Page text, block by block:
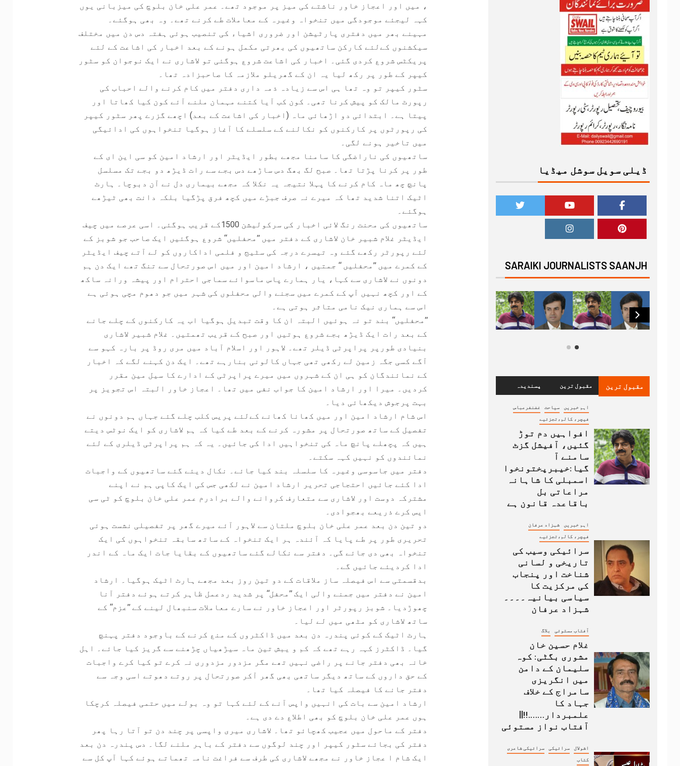
، میں اور اعجاز خاور ناشتے کی میز پر موجود تھے۔ عمر علی خان بلوچ کی میزبانی یوں
کہہ لیجئے موجودگی میں تنخواہ وغیرہ کے معاملات طے کرنے تھے۔ وہ بھی ہوگئے۔
مہینے بھر میں دفتری پارٹیشن اور ضروری اشیاء کی تنصیب ہوئی ہفتہ دس دن میں مختلف
سیکشنوں کےلئے کارکن ساتھیوں کی بھرتی مکمل ہونے کے بعد اخبار کی اشاعت کے لئے
پریکٹس شروع کردی گئی۔ اخبار کی اشاعت شروع ہوگئی تو لاشاری نے ایک نوجوان کو سٹور
کیپر کے طور پر رکھ لیا یہ ان کے گھریلو ملازمہ کا صاحبزادہ تھا۔
سٹور کیپر تو وہ تھا ہی اس سے زیادہ ذمہ داری دفتر میں کام کرنے والے احباب کی
رپورٹ مالک کو پیش کرنا تھی۔ کون کب آیا کتنے مہمان ملنے آئے کون کیا کھاتا اور
پیتا ہے۔ ابتدائی دو اڑھائی ماہ (اخبار کی اشاعت کے بعد) اچھے گزرے پھر سٹور کیپر
کی رپورٹوں پر کارکنوں کو نکالنے کے سلسلے کا آغاز ہوگیا تنخواہوں کی ادائیگی
میں تاخیر ہونے لگی۔
ساتھیوں کی ناراضگی کا سامنا مجھے بطور ایڈیٹر اور ارشاد امین کو سی این ای کے
طور پر کرنا پڑتا تھا۔ صبح لگ بھگ دس ساڑھے دس بجے سے رات ڈیڑھ دو بجے تک مسلسل
پانچ چھ ماہ کام کرنے کا پہلا نتیجہ یہ نکلا کہ مجھے بیماری دل نے آن دبوچا۔ ہارٹ
اٹیک اتنا شدید تھا کہ میرے نہ صرف جبڑے میں کچھ فرق پڑگیا بلکہ دانت بھی ٹیڑھے
ہوگئے۔
ساتھیوں کی محنت رنگ لائی اخبار کی سرکولیشن 1500کے قریب ہوگئی۔ اسی عرصے میں چیف
ایڈیٹر غلام شبیر خان لاشاری کے دفتر میں ’’محفلیں‘‘ شروع ہوگئیں ایک صاحب جو شوبز کے
لئے رپورٹر رکھے گئے وہ تیسرے درجہ کی سٹیج و فلمی اداکاروں کو لے آتے چیف ایڈیٹر
کے کمرے میں ’’محفلیں ‘‘ جمتیں ، ارشاد امین اور میں اس صورتحال سے تنگ تھے ایک دن ہم
دونوں نے لاشاری سے کہا، یار ہمارے پاس ماسوائے سماجی احترام اور پیشہ ورانہ ساکھ
کے اور کچھ نہیں آپ کے کمرے میں سجنے والی محفلوں کی شہر میں جو دھوم مچی ہوئی ہے
اس سے ہماری نیک نامی متاثر ہوتی ہے۔
’’محفلیں‘‘ بند تو نہ ہوئیں البتہ ان کا وقت تبدیل ہوگیا اب یہ کارکنوں کے چلے جانے
کے بعد رات ایک ڈیڑھ بجے شروع ہوتیں اور صبح کے قریب تھمتیں۔ غلام شبیر لاشاری
بنیادی طورپر پراپرٹی ڈیلر تھے۔ لاہور اور اسلام آباد میں مری روڈ پر بارہ کہو سے
آگے کسی جگہ زمین لے رکھی تھی جہاں کالونی بنارہے تھے۔ ایک دن کہنے لگے کہ اخبار
کے نمائندگان کو ہی ان کے شہروں میں میرے پراپرٹی کے ادارے کا سیل مین مقرر
کردیں۔ میرا اور ارشاد امین کا جواب نفی میں تھا۔ اعجاز خاور البتہ اس تجویز پر
بہت پرجوش دیکھائی دیا۔
اس شام ارشاد امین اور میں کھانا کھانے کےلئے پریس کلب چلے گئے جہاں ہم دونوں نے
تفصیل کے ساتھ صورتحال پر مشورہ کرنے کے بعد طے کیا کہ ہم لاشاری کو ایک نوٹس دیتے
ہیں کہ پچھلے پانچ ماہ کی تنخواہیں ادا کی جائیں۔ یہ کہ ہم پراپرٹی ڈیلری کے لئے
نمائندوں کو نہیں کہہ سکتے۔
دفتر میں جاسوسی وغیرہ کا سلسلہ بند کیا جائے۔ نکال دیئے گئے ساتھیوں کے واجبات
ادا کئے جائیں احتجاجی تحریر ارشاد امین نے لکھی جس کی ایک کاپی ہم نے اپنے
مشترکہ دوست اور لاشاری سے متعارف کروانے والے برادرم عمر علی خان بلوچ کو ٹی سی
ایس کرے ذریعے بھجوادی۔
دو تین دن بعد عمر علی خان بلوچ ملتان سے لاہور آئے میرے گھر پر تفصیلی نشست ہوئی
تحریری طور پر طے پایا کہ آئندہ ہر ایک تنخواہ کے ساتھ سابقہ تنخواہوں کی ایک
تنخواہ بھی دی جائے گی۔ دفتر سے نکالے گئے ساتھیوں کے بقایا جات ایک ماہ کے اندر
ادا کردیئے جائیں گے۔
بدقسمتی سے اس فیصلہ ساز ملاقات کے دو تین روز بعد مجھے ہارٹ اٹیک ہوگیا۔ ارشاد
امین نے دفتر میں جمنے والی ایک ’’محفل‘‘ پر شدید ردعمل ظاہر کرتے ہوئے دفتر آنا
چھوڑدیا۔ شوبز رپورٹر اور اعجاز خاور نے سارے معاملات سنبھال لینے کے ’’عزم‘‘ کے
ساتھ لاشاری کو مٹھی میں لے لیا۔
ہارٹ اٹیک کے کوئی پندرہ دن بعد میں ڈاکٹروں کے منع کرنے کے باوجود دفتر پہنچ
گیا۔ ڈاکٹرز کہہ رہے تھے کہ کم و یبش تین ماہ سیڑھیاں چڑھنے سے گریز کیا جائے۔ اہل
خانہ بھی دفتر جانے پر راضی نہیں تھے مگر مزدور مزدوری نہ کرے تو کیا کرے واجبات
کے حق داروں کے ساتھ دیگر ساتھی بھی گھر آکر صورتحال پر روتے دھوتے اسی وجہ سے
دفتر جانے کا فیصلہ کیا تھا۔
ارشاد امین سے بات کی انہیں واپس آنے کے لئے کہا تو وہ بولے میں حتمی فیصلہ کرچکا
ہوں عمر علی خان بلوچ کو بھی اطلاع دے دی ہے۔
دفتر کے ماحول میں عجیب کھچائو تھا۔ لاشاری میری واپسی پر چند دن تو آتا رہا پھر
دفتر کی بجائے سٹور کیپر اور چند لوگوں سے دفتر کے باہر ملنے لگا۔ دس پندرہ دن بعد
ایک شام ا عجاز خاور نے مجھے لاشاری کی طرف سے فراغت نامہ تھماتے ہوئے کہا آپ کل سے
ڈیلی سویل سوشل میڈیا
SARAIKI JOURNALISTS SAANJH
مقبول ترین مقبول ترین پسندیدہ
اہم خبریں سیاحت غضنفرعباس
فیچر، کالم،تجزئیے
افواہیں دم توڑ
گئیں، آفیشل گزٹ
سامنے آ
گیا:خیبرپختونخوا
اسمبلی کا شاہانہ
مراعاتی بل
باقاعدہ قانون ہے
اہم خبریں شہزاد عرفان
فیچر، کالم،تجزئیے
سرائیکی وسیب کی
تاریخی و لسانی
شناخت اور پنجاب
کی مرکزیت کا
سیاسی بیانیہ۔۔۔۔
شہزاد عرفان
آفتاب مستوئی بلاگ
غلام حسین خان
مشوری بگٹی: کوہ
سلیمان کے دامن
میں انگریزی
سامراج کے خلاف
جہاد کا
علمبردار…….!!||
آفتاب نواز مستوئی
اشولال سرائیکی سرائیکی شاعری
کتاب